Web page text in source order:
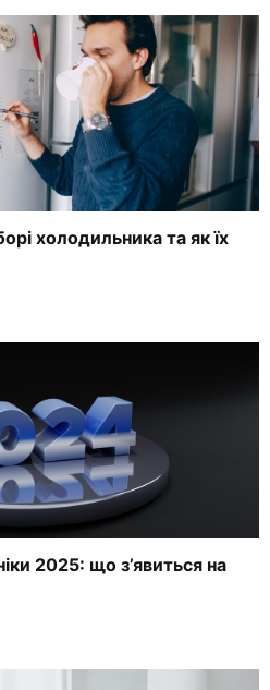
холодильника та як їх
2025: що з’явиться на